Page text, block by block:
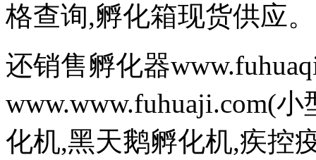
格查询,孵化箱现货供应。
还销售孵化器
www.www.fuhuaji.com(
化机,黑天鹅孵化机,疾控